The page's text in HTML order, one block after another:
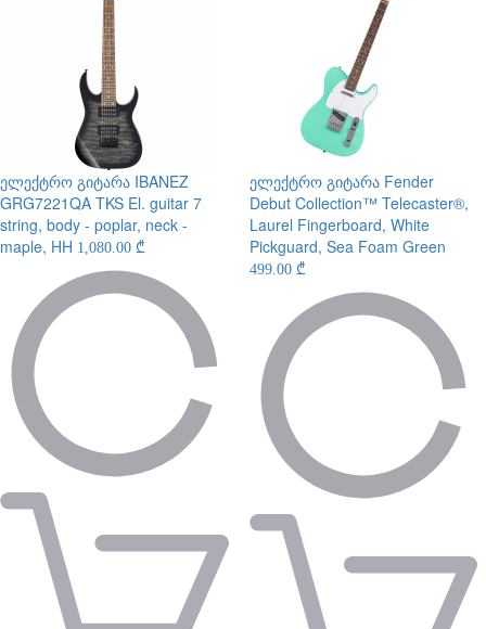
ელექტრო გიტარა IBANEZ
GRG7221QA TKS El. guitar 7
string, body - poplar, neck -
maple, HH 1,080.00 ₾
ელექტრო გიტარა Fender
Debut Collection™ Telecaster®,
Laurel Fingerboard, White
Pickguard, Sea Foam Green
499.00 ₾